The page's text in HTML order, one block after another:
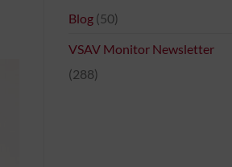
Blog(50)
VSAV Monitor Newsletter
(288)